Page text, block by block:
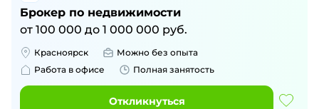
Брокер по недвижимости
от 100 000 до 1 000 000 руб.
Красноярск
Можно без опыта
Работа в офисе
Полная занятость
Откликнуться